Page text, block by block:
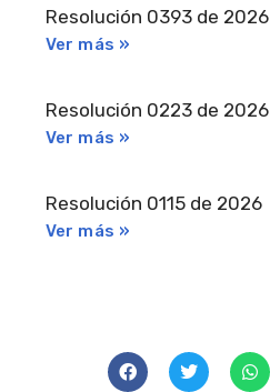
Resolución 0393 de 2026
Ver más »
Resolución 0223 de 2026
Ver más »
Resolución 0115 de 2026
Ver más »